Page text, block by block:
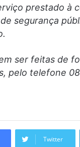
prestado à
segurança
ser feitas de
pelo telefone
Twitter